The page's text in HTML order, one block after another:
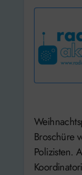
Weihnachtspost von der Polizei: Zum Motto „Im Alter sicher leben“ geht es in der neuen
Broschüre
Polizisten.